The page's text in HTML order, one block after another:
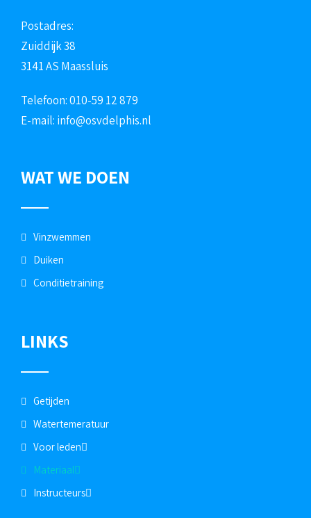
Postadres:
Zuiddijk 38
3141 AS Maassluis
Telefoon: 010-59 12 879
E-mail: info@osvdelphis.nl
WAT WE DOEN
Vinzwemmen
Duiken
Conditietraining
LINKS
Getijden
Watertemeratuur
Voor leden
Materiaal
Instructeurs